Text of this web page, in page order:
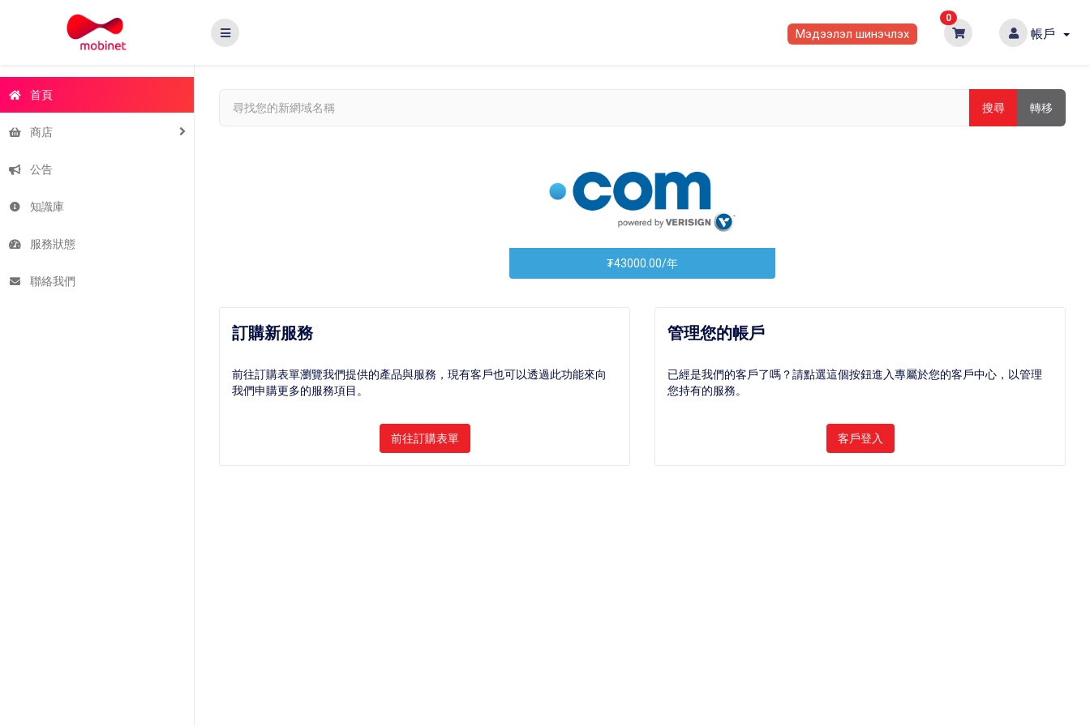
Мэдээлэл шинэчлэх
0
帳戶
首頁
商店
公告
知識庫
服務狀態
聯絡我們
搜尋 轉移
₮43000.00/年
訂購新服務
前往訂購表單瀏覽我們提供的產品與服務，現有客戶也可以透過此功能來向
我們申購更多的服務項目。
管理您的帳戶
已經是我們的客戶了嗎？請點選這個按鈕進入專屬於您的客戶中心，以管理
您持有的服務。